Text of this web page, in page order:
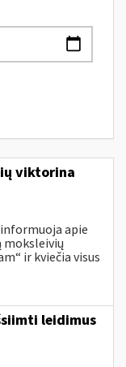
viktorina
apie
ir kviečia visus
leidimus